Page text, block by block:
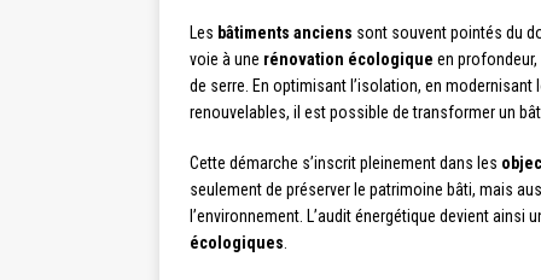
Les bâtiments anciens sont souvent pointés du
voie à une rénovation écologique en
de serre. En optimisant l’isolation, en
renouvelables, il est possible de transformer un
Cette démarche s’inscrit pleinement dans les
seulement de préserver le patrimoine bâti, mais
l’environnement. L’audit énergétique devient
écologiques